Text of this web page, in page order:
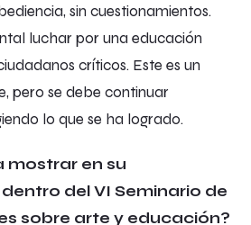
sin cuestionamientos.
luchar por una educación
críticos. Este es un
pero se debe continuar
lo que se ha logrado.
mostrar en su
del VI Seminario de
sobre arte y educación?